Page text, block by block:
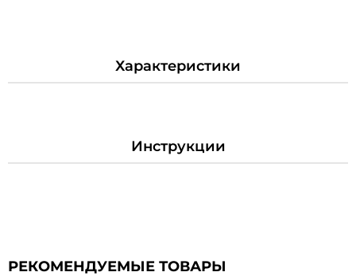
Характеристики
Инструкции
РЕКОМЕНДУЕМЫЕ ТОВАРЫ